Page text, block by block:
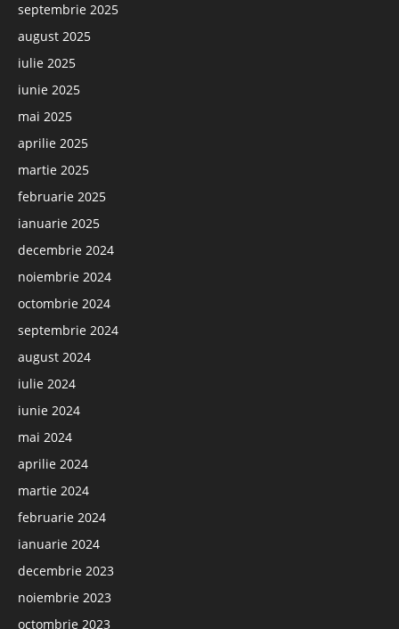
septembrie 2025
august 2025
iulie 2025
iunie 2025
mai 2025
aprilie 2025
martie 2025
februarie 2025
ianuarie 2025
decembrie 2024
noiembrie 2024
octombrie 2024
septembrie 2024
august 2024
iulie 2024
iunie 2024
mai 2024
aprilie 2024
martie 2024
februarie 2024
ianuarie 2024
decembrie 2023
noiembrie 2023
octombrie 2023